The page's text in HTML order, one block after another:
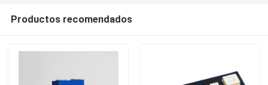
Productos recomendados